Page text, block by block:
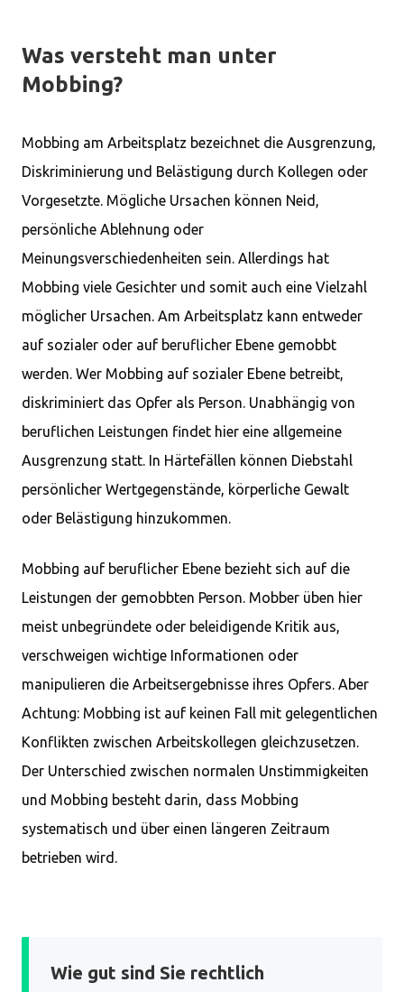
Was versteht man unter
Mobbing?
Mobbing am Arbeitsplatz bezeichnet die Ausgrenzung,
Diskriminierung und Belästigung durch Kollegen oder
Vorgesetzte. Mögliche Ursachen können Neid,
persönliche Ablehnung oder
Meinungsverschiedenheiten sein. Allerdings hat
Mobbing viele Gesichter und somit auch eine Vielzahl
möglicher Ursachen. Am Arbeitsplatz kann entweder
auf sozialer oder auf beruflicher Ebene gemobbt
werden. Wer Mobbing auf sozialer Ebene betreibt,
diskriminiert das Opfer als Person. Unabhängig von
beruflichen Leistungen findet hier eine allgemeine
Ausgrenzung statt. In Härtefällen können Diebstahl
persönlicher Wertgegenstände, körperliche Gewalt
oder Belästigung hinzukommen.
Mobbing auf beruflicher Ebene bezieht sich auf die
Leistungen der gemobbten Person. Mobber üben hier
meist unbegründete oder beleidigende Kritik aus,
verschweigen wichtige Informationen oder
manipulieren die Arbeitsergebnisse ihres Opfers. Aber
Achtung: Mobbing ist auf keinen Fall mit gelegentlichen
Konflikten zwischen Arbeitskollegen gleichzusetzen.
Der Unterschied zwischen normalen Unstimmigkeiten
und Mobbing besteht darin, dass Mobbing
systematisch und über einen längeren Zeitraum
betrieben wird.
Wie gut sind Sie rechtlich